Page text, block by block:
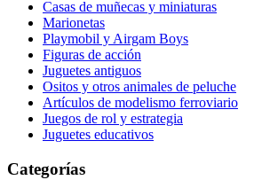
Casas de muñecas y miniaturas
Marionetas
Playmobil y Airgam Boys
Figuras de acción
Juguetes antiguos
Ositos y otros animales de peluche
Artículos de modelismo ferroviario
Juegos de rol y estrategia
Juguetes educativos
Categorías